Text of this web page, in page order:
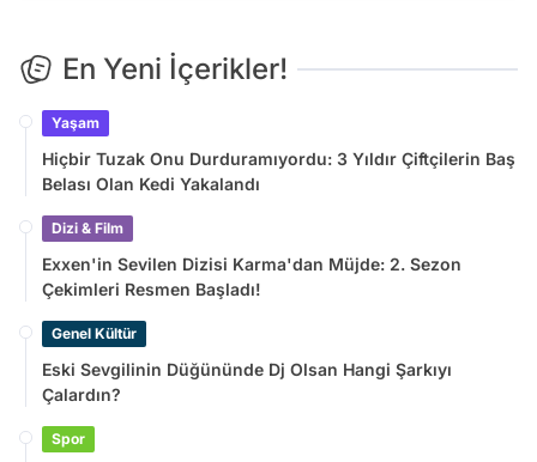
En Yeni İçerikler!
Yaşam
Hiçbir Tuzak Onu Durduramıyordu: 3 Yıldır Çiftçilerin Baş
Belası Olan Kedi Yakalandı
Dizi & Film
Exxen'in Sevilen Dizisi Karma'dan Müjde: 2. Sezon
Çekimleri Resmen Başladı!
Genel Kültür
Eski Sevgilinin Düğününde Dj Olsan Hangi Şarkıyı
Çalardın?
Spor